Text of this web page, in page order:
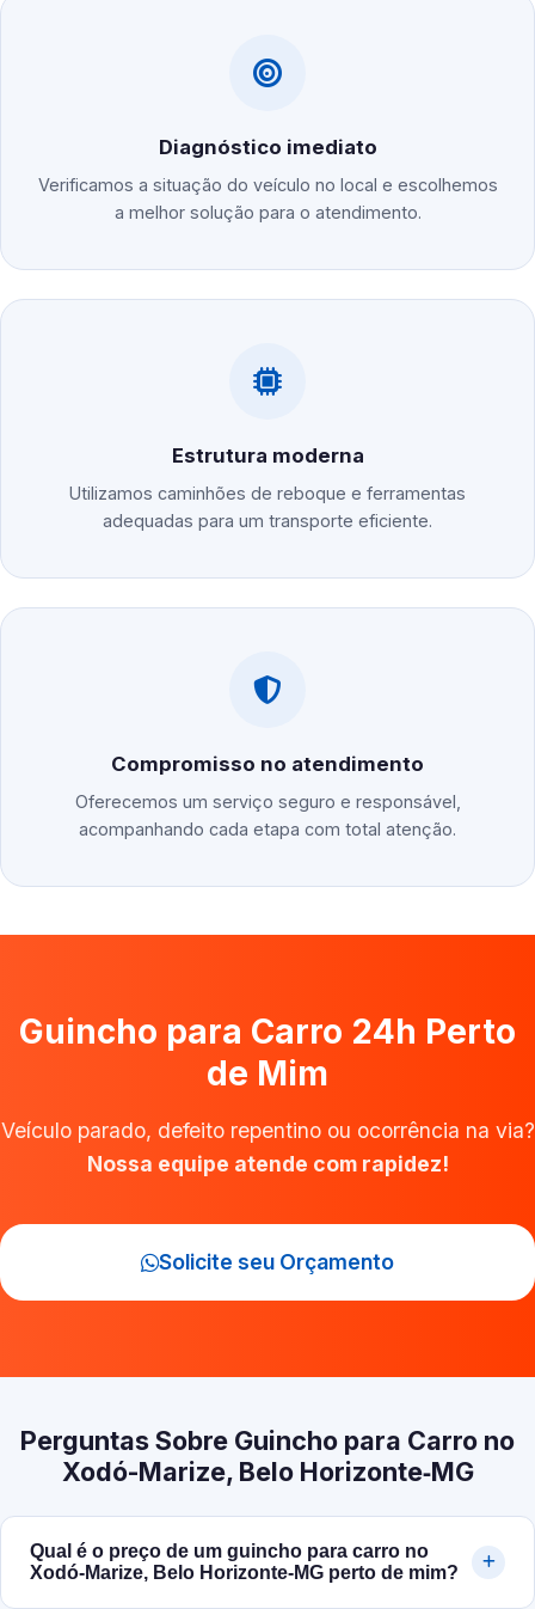
Diagnóstico imediato
Verificamos a situação do veículo no local e escolhemos
a melhor solução para o atendimento.
Estrutura moderna
Utilizamos caminhões de reboque e ferramentas
adequadas para um transporte eficiente.
Compromisso no atendimento
Oferecemos um serviço seguro e responsável,
acompanhando cada etapa com total atenção.
Guincho para Carro 24h Perto
de Mim
Veículo parado, defeito repentino ou ocorrência na via?
Nossa equipe atende com rapidez!
Solicite seu Orçamento
Perguntas Sobre Guincho para Carro no
Xodó-Marize, Belo Horizonte‑MG
Qual é o preço de um guincho para carro no
Xodó-Marize, Belo Horizonte‑MG perto de mim?